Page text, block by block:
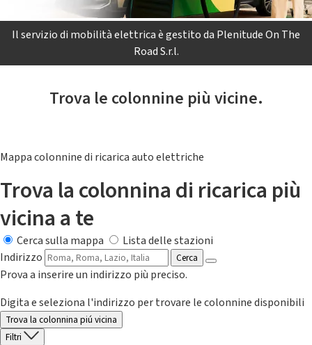
Il servizio di mobilità elettrica è gestito da Plenitude On The
Road S.r.l.
Trova le colonnine più vicine.
Mappa colonnine di ricarica auto elettriche
Trova la colonnina di ricarica più
vicina a te
Cerca sulla mappa
Lista delle stazioni
Indirizzo
Cerca
Prova a inserire un indirizzo più preciso.
Digita e seleziona l'indirizzo per trovare le colonnine disponibili
Trova la colonnina piú vicina
Filtri